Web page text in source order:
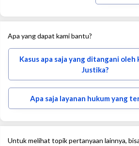
Apa yang dapat kami bantu?
Kasus apa saja yang ditangani oleh
Justika?
Apa saja layanan hukum yang
Untuk melihat topik pertanyaan lainnya,